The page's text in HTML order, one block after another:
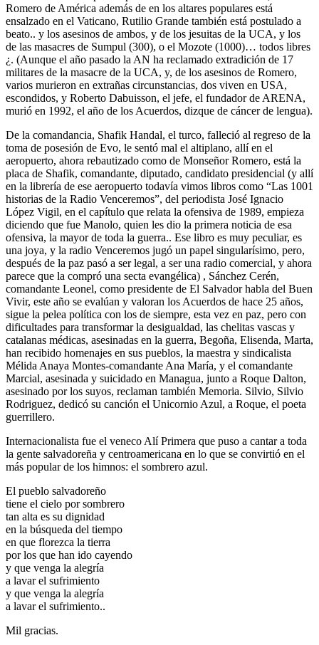
Romero de América además de en los altares populares está
ensalzado en el Vaticano, Rutilio Grande también está postulado a
beato.. y los asesinos de ambos, y de los jesuitas de la UCA, y los
de las masacres de Sumpul (300), o el Mozote (1000)… todos libres
¿. (Aunque el año pasado la AN ha reclamado extradición de 17
militares de la masacre de la UCA, y, de los asesinos de Romero,
varios murieron en extrañas circunstancias, dos viven en USA,
escondidos, y Roberto Dabuisson, el jefe, el fundador de ARENA,
murió en 1992, el año de los Acuerdos, dizque de cáncer de lengua).
De la comandancia, Shafik Handal, el turco, falleció al regreso de la
toma de posesión de Evo, le sentó mal el altiplano, allí en el
aeropuerto, ahora rebautizado como de Monseñor Romero, está la
placa de Shafik, comandante, diputado, candidato presidencial (y allí
en la librería de ese aeropuerto todavía vimos libros como “Las 1001
historias de la Radio Venceremos”, del periodista José Ignacio
López Vigil, en el capítulo que relata la ofensiva de 1989, empieza
diciendo que fue Manolo, quien les dio la primera noticia de esa
ofensiva, la mayor de toda la guerra.. Ese libro es muy peculiar, es
una joya, y la radio Venceremos jugó un papel singularísimo, pero,
después de la paz pasó a ser legal, a ser una radio comercial, y ahora
parece que la compró una secta evangélica) , Sánchez Cerén,
comandante Leonel, como presidente de El Salvador habla del Buen
Vivir, este año se evalúan y valoran los Acuerdos de hace 25 años,
sigue la pelea política con los de siempre, esta vez en paz, pero con
dificultades para transformar la desigualdad, las chelitas vascas y
catalanas médicas, asesinadas en la guerra, Begoña, Elisenda, Marta,
han recibido homenajes en sus pueblos, la maestra y sindicalista
Mélida Anaya Montes-comandante Ana María, y el comandante
Marcial, asesinada y suicidado en Managua, junto a Roque Dalton,
asesinado por los suyos, reclaman también Memoria. Silvio, Silvio
Rodriguez, dedicó su canción el Unicornio Azul, a Roque, el poeta
guerrillero.
Internacionalista fue el veneco Alí Primera que puso a cantar a toda
la gente salvadoreña y centroamericana en lo que se convirtió en el
más popular de los himnos: el sombrero azul.
El pueblo salvadoreño
tiene el cielo por sombrero
tan alta es su dignidad
en la búsqueda del tiempo
en que florezca la tierra
por los que han ido cayendo
y que venga la alegría
a lavar el sufrimiento
y que venga la alegría
a lavar el sufrimiento..
Mil gracias.